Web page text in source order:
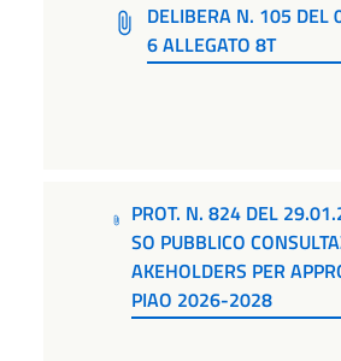
DELIBERA N. 105 DEL
6 ALLEGATO 8T
PROT. N. 824 DEL
SO PUBBLICO
AKEHOLDERS PER
PIAO 2026-2028